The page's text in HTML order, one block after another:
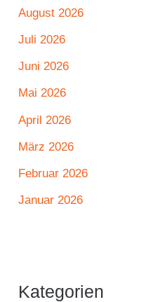
August 2026
Juli 2026
Juni 2026
Mai 2026
April 2026
März 2026
Februar 2026
Januar 2026
Kategorien